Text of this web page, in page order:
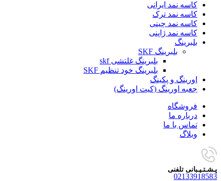
کاسه نمد ایرانی
کاسه نمد ترک
کاسه نمد چینی
کاسه نمد ژاپنی
بلبرینگ
بلبرینگ SKF
بلبرینگ غلتشی skf
بلبرینگ خود تنظیم SKF
اورینگ و پکینگ
جعبه اورینگ (کیت اورینگ)
فروشگاه
درباره ما
تماس با ما
وبلاگ
پـشـتـیـبانی تلفنی
02133918583